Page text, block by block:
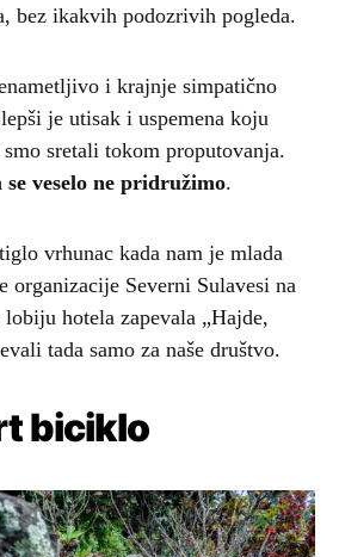
bez ikakvih podozrivih pogleda.
i krajnje simpatično
je utisak i uspemena koju
sretali tokom proputovanja.
veselo ne pridružimo.
vrhunac kada nam je mlada
organizacije Severni Sulavesi na
hotela zapevala „Hajde,
tada samo za naše društvo.
biciklo